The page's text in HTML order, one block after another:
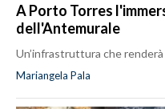
A Porto Torres
dell'Antemurale
Un’infrastruttura che
Mariangela Pala